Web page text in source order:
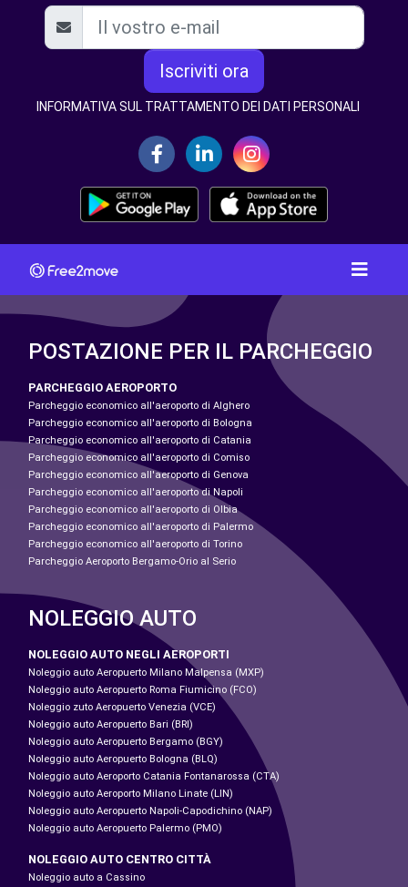
Iscriviti ora
INFORMATIVA SUL TRATTAMENTO DEI DATI PERSONALI
POSTAZIONE PER IL PARCHEGGIO
PARCHEGGIO AEROPORTO
Parcheggio economico all'aeroporto di Alghero
Parcheggio economico all'aeroporto di Bologna
Parcheggio economico all'aeroporto di Catania
Parcheggio economico all'aeroporto di Comiso
Parcheggio economico all'aeroporto di Genova
Parcheggio economico all'aeroporto di Napoli
Parcheggio economico all'aeroporto di Olbia
Parcheggio economico all'aeroporto di Palermo
Parcheggio economico all'aeroporto di Torino
Parcheggio Aeroporto Bergamo-Orio al Serio
NOLEGGIO AUTO
NOLEGGIO AUTO NEGLI AEROPORTI
Noleggio auto Aeropuerto Milano Malpensa (MXP)
Noleggio auto Aeropuerto Roma Fiumicino (FCO)
Noleggio zuto Aeropuerto Venezia (VCE)
Noleggio auto Aeropuerto Bari (BRI)
Noleggio auto Aeropuerto Bergamo (BGY)
Noleggio auto Aeropuerto Bologna (BLQ)
Noleggio auto Aeroporto Catania Fontanarossa (CTA)
Noleggio auto Aeroporto Milano Linate (LIN)
Noleggio auto Aeropuerto Napoli-Capodichino (NAP)
Noleggio auto Aeropuerto Palermo (PMO)
NOLEGGIO AUTO CENTRO CITTÀ
Noleggio auto a Cassino